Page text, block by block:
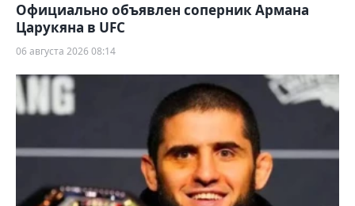
Официально объявлен соперник Армана
Царукяна в UFC
06 августа 2026 08:14